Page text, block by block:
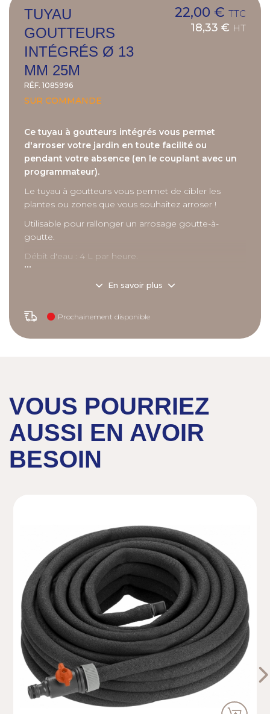
TUYAU
GOUTTEURS
INTÉGRÉS Ø 13
MM 25M
RÉF. 1085996
SUR COMMANDE
22,00 € TTC
18,33 € HT
Ce tuyau à goutteurs intégrés vous permet
d'arroser votre jardin en toute facilité ou
pendant votre absence (en le couplant avec un
programmateur).
Le tuyau à goutteurs vous permet de cibler les
plantes ou zones que vous souhaitez arroser !
Utilisable pour rallonger un arrosage goutte-à-
goutte.
Débit d'eau : 4 L par heure.
détaillée
...
En savoir plus
Prochainement disponible
VOUS POURRIEZ
AUSSI EN AVOIR
BESOIN